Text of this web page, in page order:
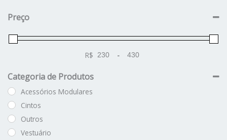
Preço
R$ -
Categoria de Produtos
Acessórios Modulares
Cintos
Outros
Vestuário